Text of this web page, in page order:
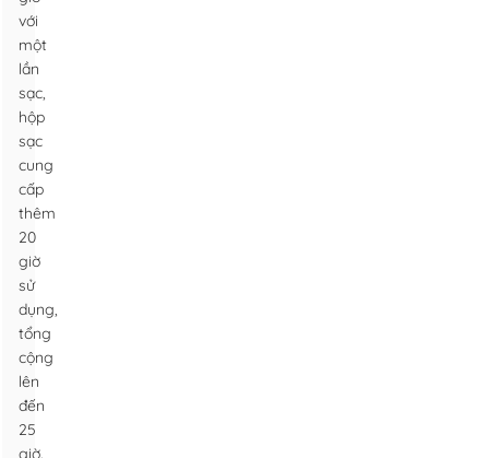
với
một
lần
sạc,
hộp
sạc
cung
cấp
thêm
20
giờ
sử
dụng,
tổng
cộng
lên
đến
25
giờ.